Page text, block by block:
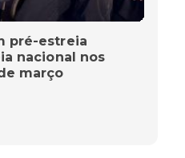
pré-estreia
nacional nos
março